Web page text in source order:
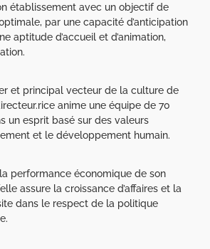
établissement avec un objectif de
par une capacité d’anticipation
aptitude d’accueil et d’animation,
et principal vecteur de la culture de
anime une équipe de 70
un esprit basé sur des valeurs
et le développement humain.
performance économique de son
assure la croissance d’affaires et la
dans le respect de la politique